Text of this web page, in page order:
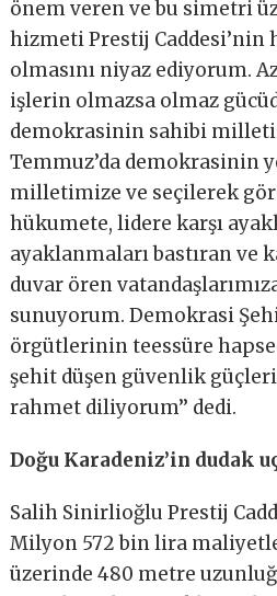
önem veren ve bu simetri
hizmeti Prestij Caddesi’nin
olmasını niyaz ediyorum.
işlerin olmazsa olmaz
demokrasinin sahibi
Temmuz’da demokrasinin
milletimize ve seçilerek
hükumete, lidere karşı
ayaklanmaları bastıran ve
duvar ören
sunuyorum. Demokrasi
örgütlerinin teessüre
şehit düşen güvenlik
rahmet diliyorum’’ dedi.
Doğu Karadeniz’in dudak
Salih Sinirlioğlu Prestij
Milyon 572 bin lira
üzerinde 480 metre